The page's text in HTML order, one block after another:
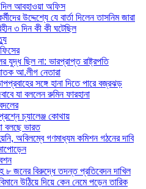
দিল আবহাওয়া অফিস
উদ্দেশ্যে যে বার্তা দিলেন তাসনিম জারা
৩ দিন কী কী ঘটেছিল
ছিল না: ভারপ্রাপ্ত রাষ্ট্রপতি
আ.লীগ নেতারা
সঙ্গে হানা দিতে পারে বজ্রঝড়
যা বললেন রুমিন ফারহানা
চ্যালেঞ্জ কোথায়
বলছে ভারত
অবিলম্বে গণমাধ্যম কমিশন গঠনের দাবি
জনের বিরুদ্ধে তদন্ত প্রতিবেদন দাখিল
উঠিয়ে দিয়ে কেন নেমে পড়েন তারিক